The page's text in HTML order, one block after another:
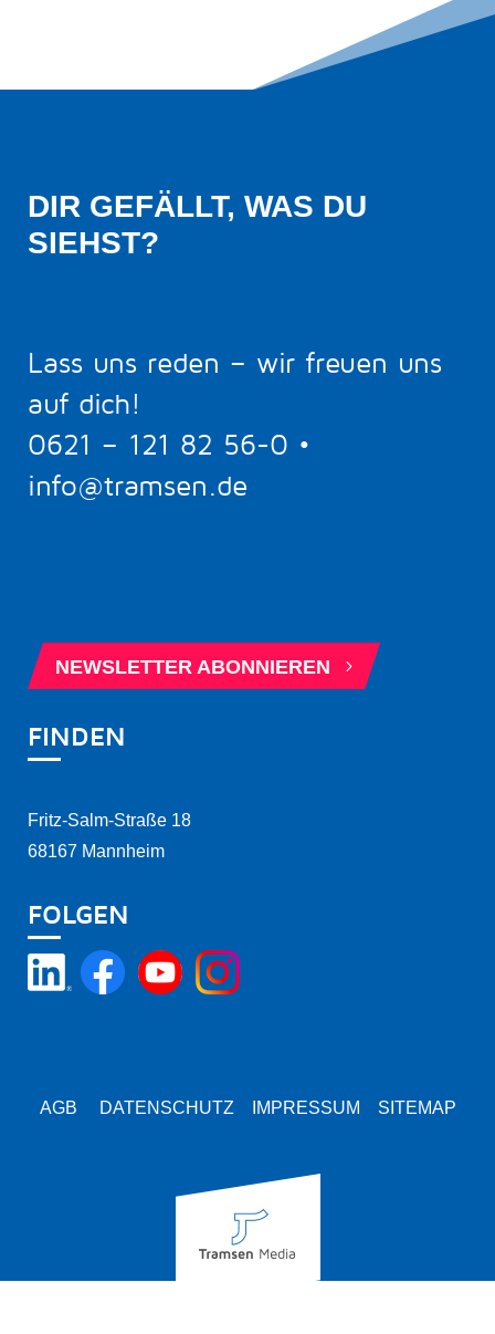
DIR GEFÄLLT, WAS DU
SIEHST?
Lass uns reden – wir freuen uns
auf dich!
0621 – 121 82 56-0 •
info@tramsen.de
NEWSLETTER ABONNIEREN 5
FINDEN
Fritz-Salm-Straße 18
68167 Mannheim
FOLGEN
AGB DATENSCHUTZ IMPRESSUM SITEMAP